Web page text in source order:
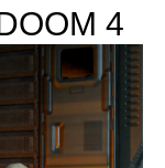
4